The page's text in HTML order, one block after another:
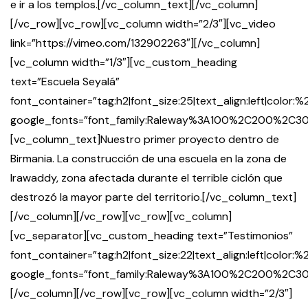
e ir a los templos.[/vc_column_text][/vc_column]
[/vc_row][vc_row][vc_column width=”2/3″][vc_video
link=”https://vimeo.com/132902263″][/vc_column]
[vc_column width=”1/3″][vc_custom_heading
text=”Escuela Seyalá”
[vc_column_text]Nuestro primer proyecto dentro de
Birmania. La construcción de una escuela en la zona de
Irawaddy, zona afectada durante el terrible ciclón que
destrozó la mayor parte del territorio.[/vc_column_text]
[/vc_column][/vc_row][vc_row][vc_column]
[vc_separator][vc_custom_heading text=”Testimonios”
[/vc_column][/vc_row][vc_row][vc_column width=”2/3″]